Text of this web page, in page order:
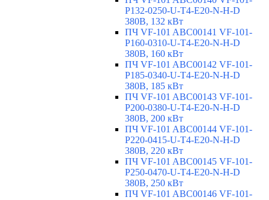
P132-0250-U-T4-E20-N-H-D
380В, 132 кВт
ПЧ VF-101 ABC00141 VF-101-
P160-0310-U-T4-E20-N-H-D
380В, 160 кВт
ПЧ VF-101 ABC00142 VF-101-
P185-0340-U-T4-E20-N-H-D
380В, 185 кВт
ПЧ VF-101 ABC00143 VF-101-
P200-0380-U-T4-E20-N-H-D
380В, 200 кВт
ПЧ VF-101 ABC00144 VF-101-
P220-0415-U-T4-E20-N-H-D
380В, 220 кВт
ПЧ VF-101 ABC00145 VF-101-
P250-0470-U-T4-E20-N-H-D
380В, 250 кВт
ПЧ VF-101 ABC00146 VF-101-